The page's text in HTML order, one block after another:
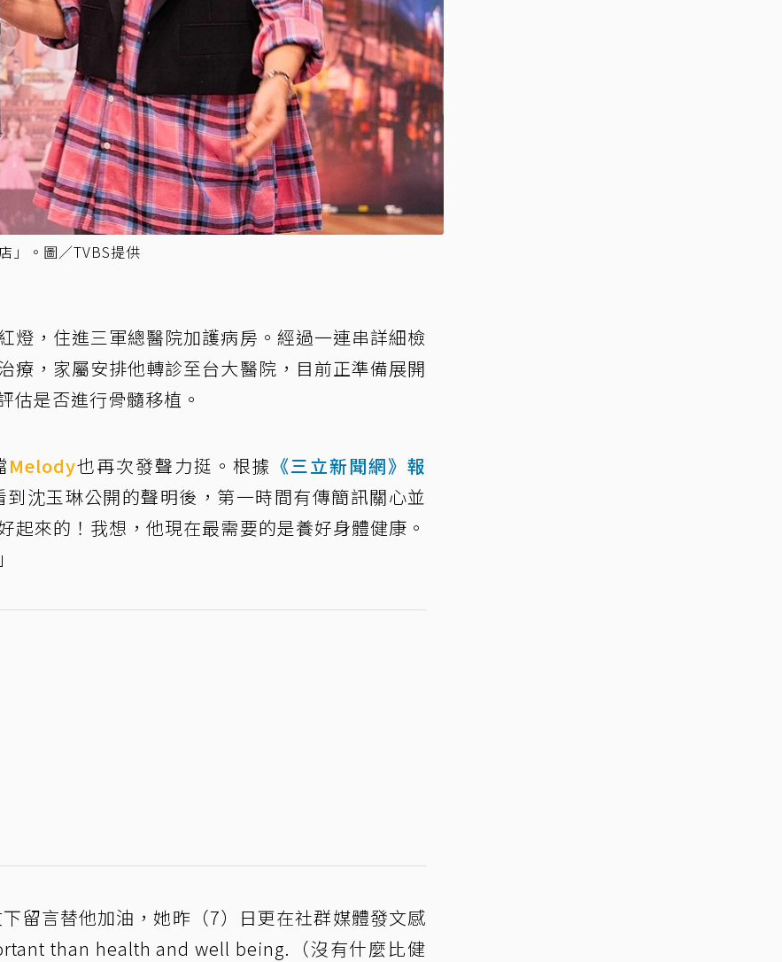
」。圖／TVBS提供
燈，住進三軍總醫院加護病房。經過一連串詳細檢
療，家屬安排他轉診至台大醫院，目前正準備展開
估是否進行骨髓移植。
Melody也再次發聲力挺。根據 《三立新聞網》報
沈玉琳公開的聲明後，第一時間有傳簡訊關心並
起來的！我想，他現在最需要的是養好身體健康。
留言替他加油，她昨（7）日更在社群媒體發文感
than health and well being.（沒有什麼比健